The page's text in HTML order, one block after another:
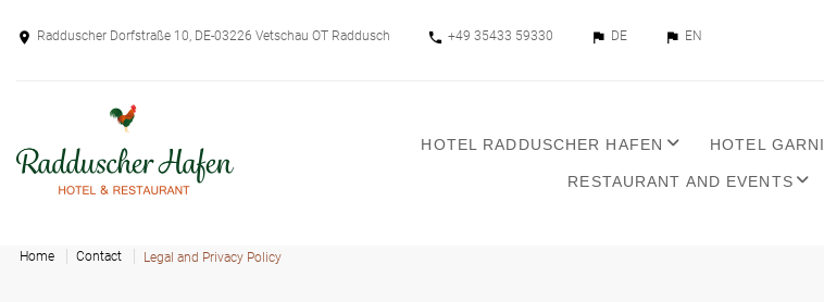
Radduscher Dorfstraße 10, DE-03226 Vetschau OT Raddusch +49 35433 59330 DE EN
HOTEL RADDUSCHER HAFEN HOTEL GARNI
RESTAURANT AND EVENTS
Home Contact Legal and Privacy Policy